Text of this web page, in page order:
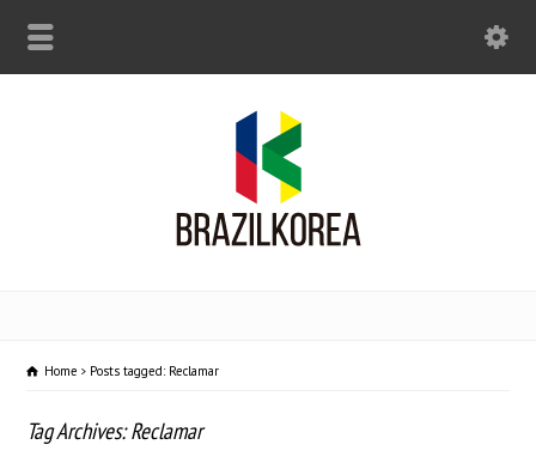
Home Posts tagged: Reclamar
Tag Archives: Reclamar